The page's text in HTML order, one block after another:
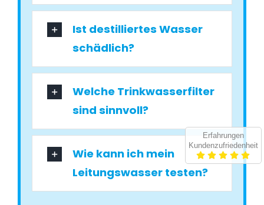
Ist destilliertes Wasser
schädlich?
Welche Trinkwasserfilter
sind sinnvoll?
Wie kann ich mein
Leitungswasser testen?
Erfahrungen
Kundenzufriedenheit